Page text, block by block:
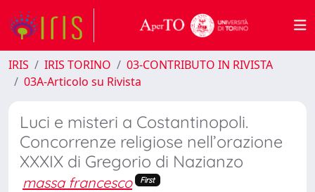
IRIS IRIS TORINO
03-CONTRIBUTO IN RIVISTA
03A-Articolo su Rivista
Luci e misteri a Costantinopoli.
Concorrenze religiose nell’orazione
XXXIX di Gregorio di Nazianzo
massa francesco First